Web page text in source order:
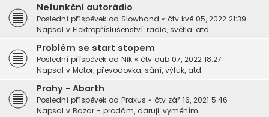
Nefunkční autorádio
Poslední příspěvek od Slowhand « čtv kvě 05, 2022 21:39
Napsal v Elektropříslušenství, radio, světla, atd.
Problém se start stopem
Poslední příspěvek od Nik « čtv dub 07, 2022 18:27
Napsal v Motor, převodovka, sání, výfuk, atd.
Prahy - Abarth
Poslední příspěvek od Praxus « čtv zář 16, 2021 5:46
Napsal v Bazar - prodám, daruji, vyměním